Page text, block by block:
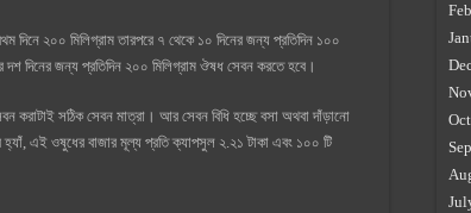
২০০ মিলিগ্রাম তারপরে ৭ থেকে ১০ দিনের জন্য প্রতিদিন ১০০
দিনের জন্য প্রতিদিন ২০০ মিলিগ্রাম ঔষধ সেবন করতে হবে।
করাটাই সঠিক সেবন মাত্রা। আর সেবন বিধি হচ্ছে বসা অথবা দাঁড়ানো
এই ওষুধের বাজার মূল্য প্রতি ক্যাপসুল ২.২১ টাকা এবং ১০০ টি